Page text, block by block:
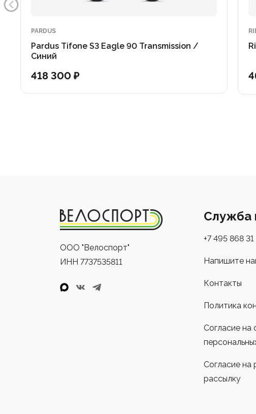
PARDUS
Pardus Tifone S3 Eagle 90 Transmission /
Синий
418 300 ₽
ООО "Велоспорт"
ИНН 7737535811
Служба
+7 495 868 31
Напишите
Контакты
Политика
Согласие на
Согласие на
рассылку